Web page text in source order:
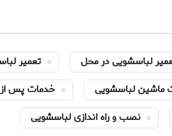
لباسشویی در محل
تعمیر
ماشین لباسشویی
خدمات پس
نصب و راه اندازی لباسشویی